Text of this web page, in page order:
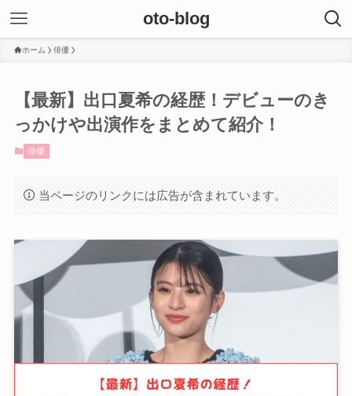
oto-blog
ホーム 俳優
【最新】出口夏希の経歴！デビューのき
っかけや出演作をまとめて紹介！
俳優
当ページのリンクには広告が含まれています。